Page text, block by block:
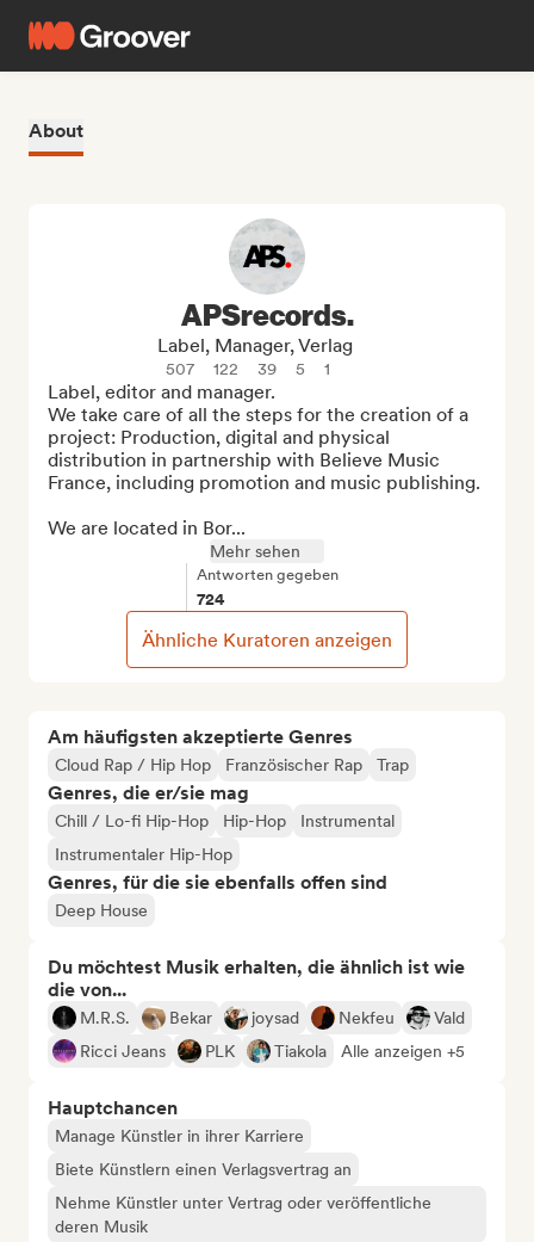
About
Am häufigsten akzeptierte Genres
Cloud Rap / Hip Hop Französischer Rap Trap
Genres, die er/sie mag
Chill / Lo-fi Hip-Hop Hip-Hop
Instrumental
Instrumentaler Hip-Hop
Genres, für die sie ebenfalls offen sind
Deep House
Du möchtest Musik erhalten, die ähnlich ist wie
die von...
M.R.S. Bekar joysad Nekfeu
Vald
Ricci Jeans
PLK Tiakola Alle anzeigen +5
Hauptchancen
Manage Künstler in ihrer Karriere
Biete Künstlern einen Verlagsvertrag an
Nehme Künstler unter Vertrag oder veröffentliche
deren Musik
APSrecords.
Label, Manager, Verlag
507 122 39 5 1
Label, editor and manager.
We take care of all the steps for the creation of a
project: Production, digital and physical
distribution in partnership with Believe Music
France, including promotion and music publishing.
We are located in Bor...
Mehr sehen
Antworten gegeben
724
Ähnliche Kuratoren anzeigen